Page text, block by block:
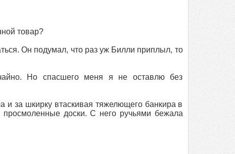
товар?
Он подумал, что раз уж Билли приплыл, то
Но спасшего меня я не оставлю без
за шкирку втаскивая тяжелющего банкира в
просмоленные доски. С него ручьями бежала